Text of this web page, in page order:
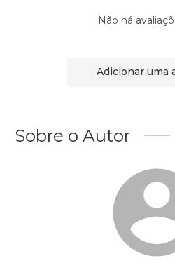
Não há
Adicionar uma
Sobre o Autor